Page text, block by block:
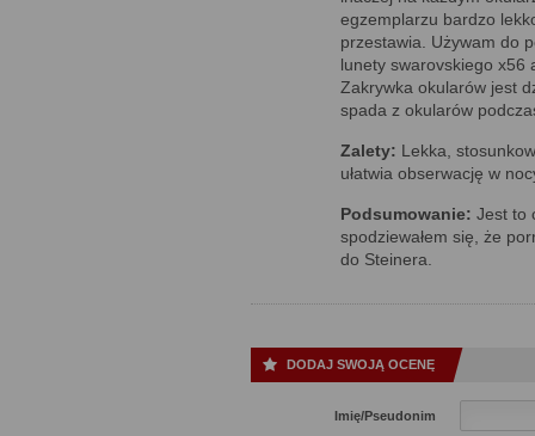
egzemplarzu bardzo
przestawia. Używam do
lunety swarovskiego x56
Zakrywka okularów jest
spada z okularów
Zalety: Lekka,
ułatwia obserwację w
Podsumowanie: Jest to
spodziewałem się, że
do Steinera.
DODAJ SWOJĄ OCENĘ
Imię/Pseudonim